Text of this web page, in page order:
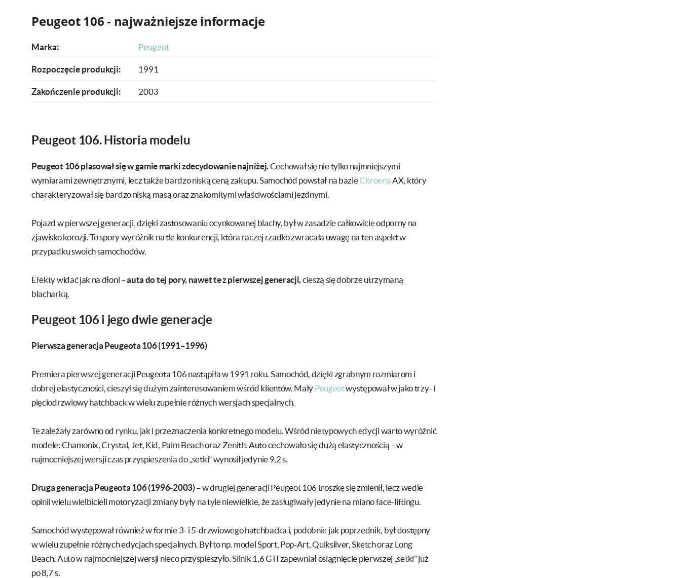
Peugeot 106 - najważniejsze informacje
Marka: Peugeot
Rozpoczęcie produkcji: 1991
Zakończenie produkcji: 2003
Peugeot 106. Historia modelu
Peugeot 106 plasował się w gamie marki zdecydowanie najniżej. Cechował się nie tylko najmniejszymi
wymiarami zewnętrznymi, lecz także bardzo niską ceną zakupu. Samochód powstał na bazieCitroena AX, który
charakteryzował się bardzo niską masą oraz znakomitymi właściwościami jezdnymi.
Pojazd w pierwszej generacji, dzięki zastosowaniu ocynkowanej blachy, był w zasadzie całkowicie odporny na
zjawisko korozji. To spory wyróżnik na tle konkurencji, która raczej rzadko zwracała uwagę na ten aspekt w
przypadku swoich samochodów.
Efekty widać jak na dłoni –auta do tej pory, nawet te z pierwszej generacji, cieszą się dobrze utrzymaną
blacharką.
Peugeot 106 i jego dwie generacje
Pierwsza generacja Peugeota 106 (1991–1996)
Premiera pierwszej generacji Peugeota 106 nastąpiła w 1991 roku. Samochód, dzięki zgrabnym rozmiarom i
dobrej elastyczności, cieszył się dużym zainteresowaniem wśród klientów. Mały Peugeotwystępował w jako trzy- i
pięciodrzwiowy hatchback w wielu zupełnie różnych wersjach specjalnych.
Te zależały zarówno od rynku, jak i przeznaczenia konkretnego modelu. Wśród nietypowych edycji warto wyróżnić
modele: Chamonix, Crystal, Jet, Kid, Palm Beach oraz Zenith. Auto cechowało się dużą elastycznością – w
najmocniejszej wersji czas przyspieszenia do „setki” wynosił jedynie 9,2 s.
Druga generacja Peugeota 106 (1996-2003)– w drugiej generacji Peugeot 106 troszkę się zmienił, lecz wedle
opinii wielu wielbicieli motoryzacji zmiany były na tyle niewielkie, że zasługiwały jedynie na miano face-liftingu.
Samochód występował również w formie 3- i 5-drzwiowego hatchbacka i, podobnie jak poprzednik, był dostępny
w wielu zupełnie różnych edycjach specjalnych. Był to np. model Sport, Pop-Art, Quiksilver, Sketch oraz Long
Beach. Auto w najmocniejszej wersji nieco przyspieszyło. Silnik 1,6 GTI zapewniał osiągnięcie pierwszej „setki” już
po 8,7 s.